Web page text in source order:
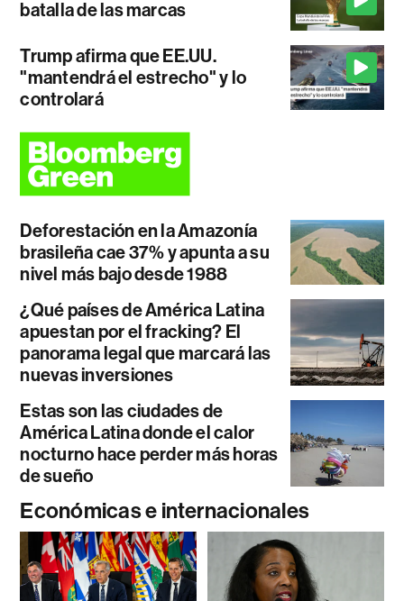
batalla de las marcas
Trump afirma que EE.UU.
"mantendrá el estrecho" y lo
controlará
Deforestación en la Amazonía
brasileña cae 37% y apunta a su
nivel más bajo desde 1988
¿Qué países de América Latina
apuestan por el fracking? El
panorama legal que marcará las
nuevas inversiones
Estas son las ciudades de
América Latina donde el calor
nocturno hace perder más horas
de sueño
Económicas e internacionales